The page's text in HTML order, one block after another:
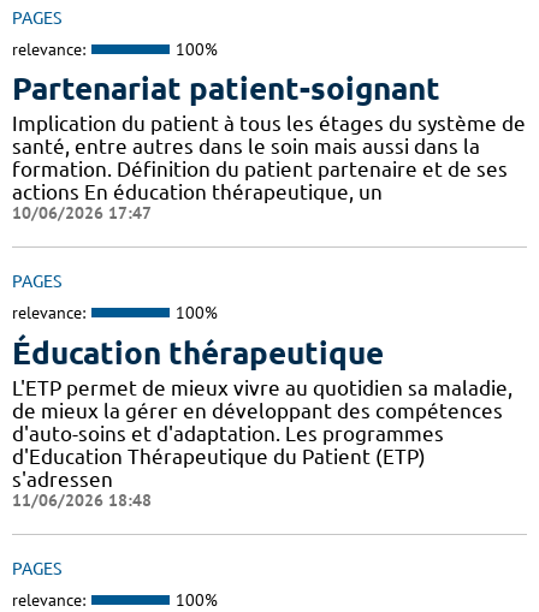
PAGES
relevance: 100%
Partenariat patient-soignant
Implication du patient à tous les étages du système de
santé, entre autres dans le soin mais aussi dans la
formation. Définition du patient partenaire et de ses
actions En éducation thérapeutique, un
10/06/2026 17:47
PAGES
relevance: 100%
Éducation thérapeutique
L'ETP permet de mieux vivre au quotidien sa maladie,
de mieux la gérer en développant des compétences
d'auto-soins et d'adaptation. Les programmes
d'Education Thérapeutique du Patient (ETP)
s'adressen
11/06/2026 18:48
PAGES
relevance: 100%